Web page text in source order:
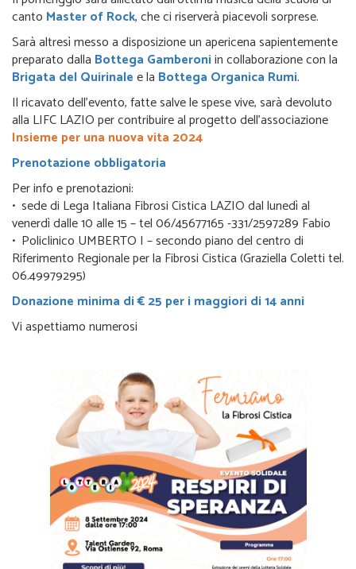
canto Master of Rock, che ci riserverà piacevoli sorprese.
Sarà altresì messo a disposizione un apericena sapientemente
preparato dalla Bottega Gamberoniin collaborazione con la
Brigata del Quirinalee la Bottega Organica Rumi.
Il ricavato dell’evento, fatte salve le spese vive, sarà devoluto
alla LIFC LAZIO per contribuire al progetto dell’associazione
Insieme per una nuova vita 2024
Prenotazione obbligatoria
Per info e prenotazioni:
• sede di Lega Italiana Fibrosi Cistica LAZIO dal lunedì al
venerdì dalle 10 alle 15 – tel 06/45677165 -331/2597289 Fabio
• Policlinico UMBERTO I – secondo piano del centro di
Riferimento Regionale per la Fibrosi Cistica (Graziella Coletti tel.
06.49979295)
Donazione minima di € 25 per i maggiori di 14 anni
Vi aspettiamo numerosi